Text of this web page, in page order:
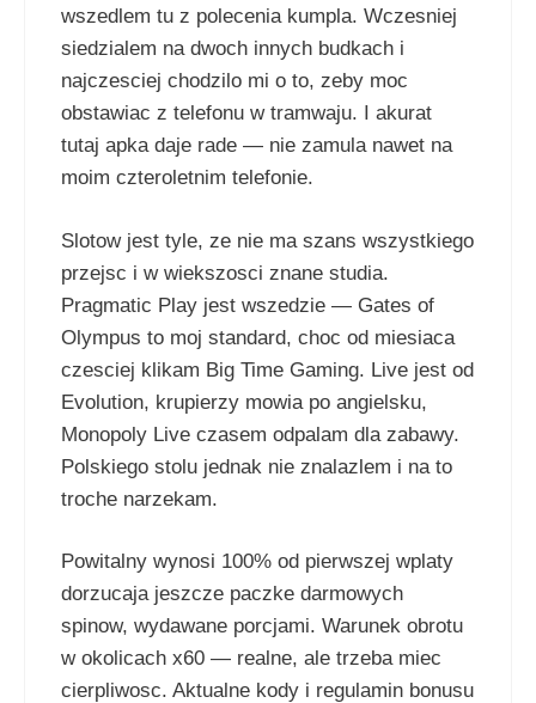
wszedlem tu z polecenia kumpla. Wczesniej
siedzialem na dwoch innych budkach i
najczesciej chodzilo mi o to, zeby moc
obstawiac z telefonu w tramwaju. I akurat
tutaj apka daje rade — nie zamula nawet na
moim czteroletnim telefonie.
Slotow jest tyle, ze nie ma szans wszystkiego
przejsc i w wiekszosci znane studia.
Pragmatic Play jest wszedzie — Gates of
Olympus to moj standard, choc od miesiaca
czesciej klikam Big Time Gaming. Live jest od
Evolution, krupierzy mowia po angielsku,
Monopoly Live czasem odpalam dla zabawy.
Polskiego stolu jednak nie znalazlem i na to
troche narzekam.
Powitalny wynosi 100% od pierwszej wplaty
dorzucaja jeszcze paczke darmowych
spinow, wydawane porcjami. Warunek obrotu
w okolicach x60 — realne, ale trzeba miec
cierpliwosc. Aktualne kody i regulamin bonusu